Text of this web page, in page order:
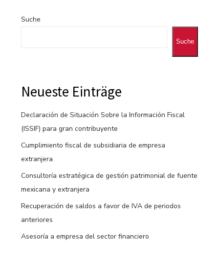
Suche
Suche
Neueste Einträge
Declaración de Situación Sobre la Información Fiscal
(ISSIF) para gran contribuyente
Cumplimiento fiscal de subsidiaria de empresa
extranjera
Consultoría estratégica de gestión patrimonial de fuente
mexicana y extranjera
Recuperación de saldos a favor de IVA de periodos
anteriores
Asesoría a empresa del sector financiero